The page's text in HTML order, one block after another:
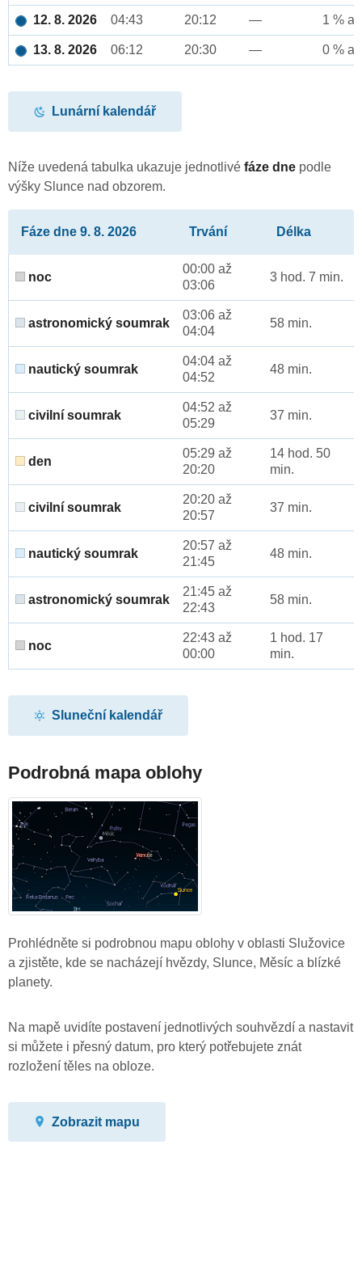
12. 8. 2026 04:43 20:12 — 1 %
13. 8. 2026 06:12 20:30 — 0 %
Lunární kalendář
Níže uvedená tabulka ukazuje jednotlivé fáze dne podle
výšky Slunce nad obzorem.
Fáze dne 9. 8. 2026 Trvání Délka
noc
00:00 až
03:06
3 hod. 7 min.
astronomický soumrak
03:06 až
04:04
58 min.
nautický soumrak
04:04 až
04:52
48 min.
civilní soumrak
04:52 až
05:29
37 min.
den
05:29 až
20:20
14 hod. 50
min.
civilní soumrak
20:20 až
20:57
37 min.
nautický soumrak
20:57 až
21:45
48 min.
astronomický soumrak
21:45 až
22:43
58 min.
noc
22:43 až
00:00
1 hod. 17
min.
Sluneční kalendář
Podrobná mapa oblohy
Prohlédněte si podrobnou mapu oblohy v oblasti Služovice
a zjistěte, kde se nacházejí hvězdy, Slunce, Měsíc a blízké
planety.
Na mapě uvidíte postavení jednotlivých souhvězdí a nastavit
si můžete i přesný datum, pro který potřebujete znát
rozložení těles na obloze.
Zobrazit mapu